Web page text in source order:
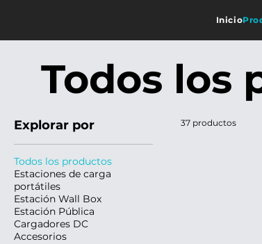
Inicio
Todos los
Explorar por
Todos los productos
Estaciones de carga
portátiles
Estación Wall Box
Estación Pública
Cargadores DC
Accesorios
37 productos